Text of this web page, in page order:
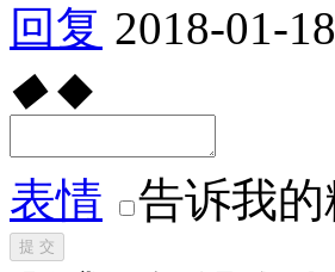
回复 2018-01-
◆ ◆
表情 告诉我的
提 交